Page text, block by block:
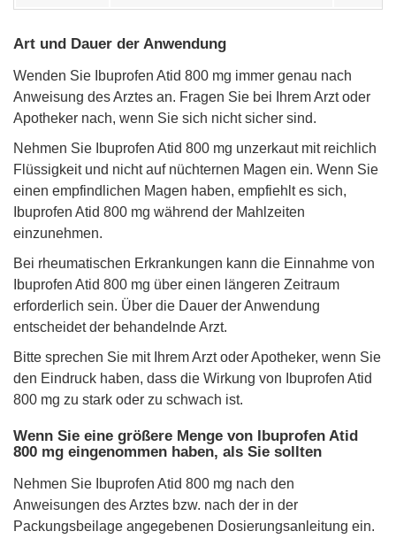
Art und Dauer der Anwendung
Wenden Sie Ibuprofen Atid 800 mg immer genau nach
Anweisung des Arztes an. Fragen Sie bei Ihrem Arzt oder
Apotheker nach, wenn Sie sich nicht sicher sind.
Nehmen Sie Ibuprofen Atid 800 mg unzerkaut mit reichlich
Flüssigkeit und nicht auf nüchternen Magen ein. Wenn Sie
einen empfindlichen Magen haben, empfiehlt es sich,
Ibuprofen Atid 800 mg während der Mahlzeiten
einzunehmen.
Bei rheumatischen Erkrankungen kann die Einnahme von
Ibuprofen Atid 800 mg über einen längeren Zeitraum
erforderlich sein. Über die Dauer der Anwendung
entscheidet der behandelnde Arzt.
Bitte sprechen Sie mit Ihrem Arzt oder Apotheker, wenn Sie
den Eindruck haben, dass die Wirkung von Ibuprofen Atid
800 mg zu stark oder zu schwach ist.
Wenn Sie eine größere Menge von Ibuprofen Atid
800 mg eingenommen haben, als Sie sollten
Nehmen Sie Ibuprofen Atid 800 mg nach den
Anweisungen des Arztes bzw. nach der in der
Packungsbeilage angegebenen Dosierungsanleitung ein.